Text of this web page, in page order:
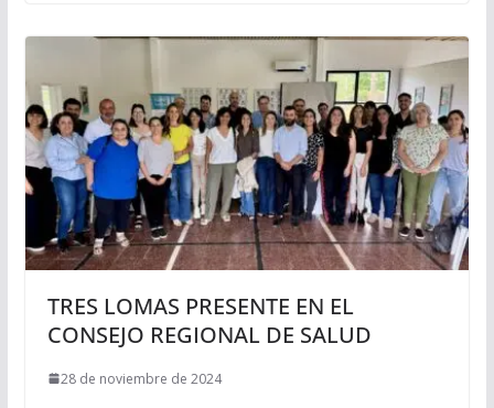
TRES LOMAS PRESENTE EN EL
CONSEJO REGIONAL DE SALUD
28 de noviembre de 2024